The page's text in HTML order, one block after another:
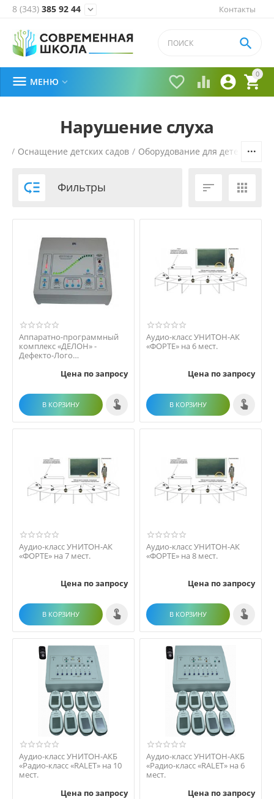
Контакты
8 (343) 385 92 44 
0


 

 МЕНЮ 
Нарушение слуха
/ Оснащение детских садов / Оборудование для детей с ОВЗ
 Фильтры  
Аппаратно-программный
комплекс «ДЕЛОН» -
Дефекто-Лого
образовате...Цена по запросу
В КОРЗИНУ
Аудио-класс УНИТОН-АК
«ФОРТЕ» на 6 мест.
Цена по запросу
В КОРЗИНУ
Аудио-класс УНИТОН-АК
«ФОРТЕ» на 7 мест.
Цена по запросу
В КОРЗИНУ
Аудио-класс УНИТОН-АК
«ФОРТЕ» на 8 мест.
Цена по запросу
В КОРЗИНУ
Аудио-класс УНИТОН-АКБ
«Радио-класс «RALET» на 10
мест.
Цена по запросу
Аудио-класс УНИТОН-АКБ
«Радио-класс «RALET» на 6
мест.
Цена по запросу